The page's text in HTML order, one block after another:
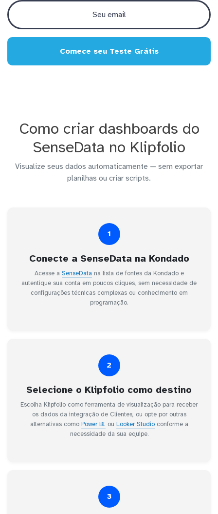
Comece seu Teste Grátis
Como criar dashboards do
SenseData no Klipfolio
Visualize seus dados automaticamente — sem exportar
planilhas ou criar scripts.
1
Conecte a SenseData na Kondado
Acesse a SenseDatana lista de fontes da Kondado e
autentique sua conta em poucos cliques, sem necessidade de
configurações técnicas complexas ou conhecimento em
programação.
2
Selecione o Klipfolio como destino
Escolha Klipfolio como ferramenta de visualização para receber
os dados da integração de Clientes, ou opte por outras
alternativas como Power BI ou Looker Studioconforme a
necessidade da sua equipe.
3